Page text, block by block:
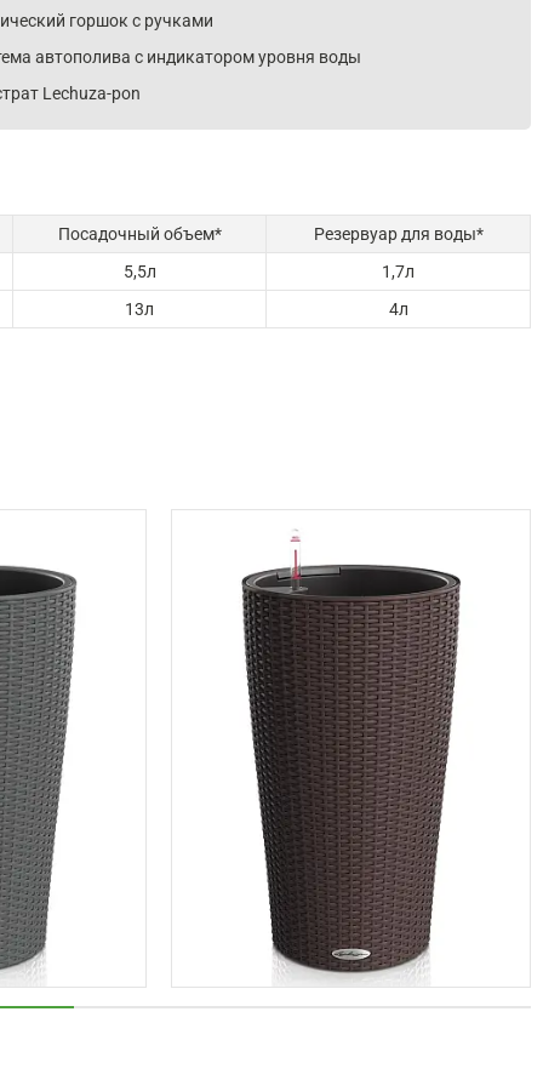
горшок с ручками
автополива с индикатором уровня воды
Lechuza-pon
Посадочный объем*
Резервуар для воды*
5,5л
1,7л
13л
4л